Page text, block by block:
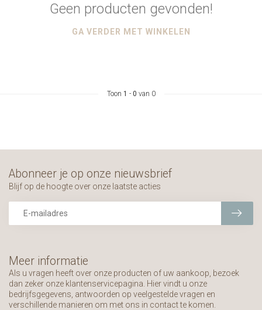
Geen producten gevonden!
GA VERDER MET WINKELEN
Toon 1 - 0 van 0
Meer informatie
Als u vragen heeft over onze producten of uw aankoop, bezoek
dan zeker onze klantenservicepagina. Hier vindt u onze
bedrijfsgegevens, antwoorden op veelgestelde vragen en
verschillende manieren om met ons in contact te komen.
Abonneer je op onze nieuwsbrief
Blijf op de hoogte over onze laatste acties